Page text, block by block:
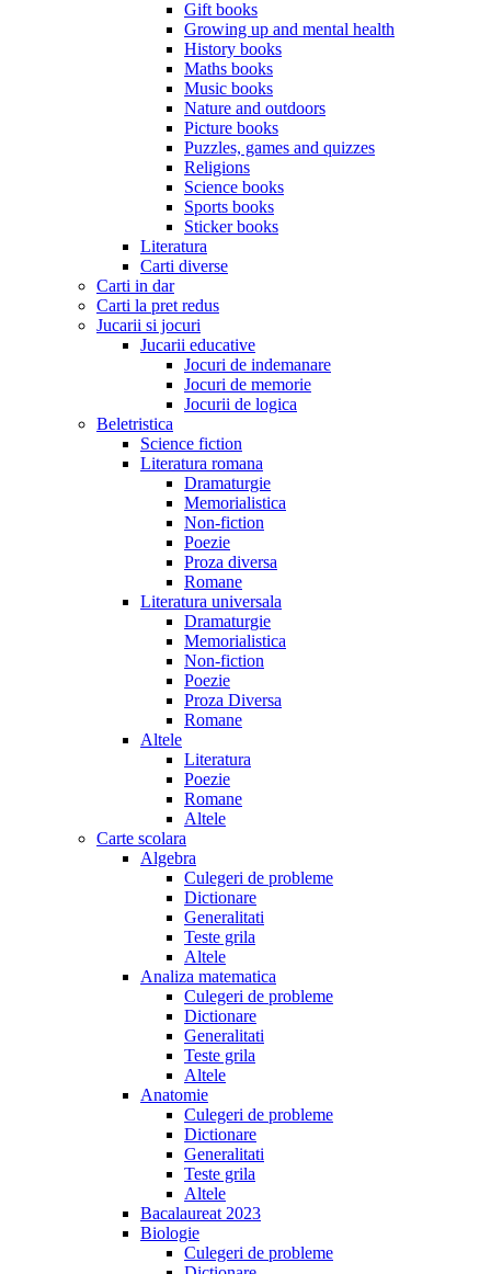
Gift books
Growing up and mental health
History books
Maths books
Music books
Nature and outdoors
Picture books
Puzzles, games and quizzes
Religions
Science books
Sports books
Sticker books
Literatura
Carti diverse
Carti in dar
Carti la pret redus
Jucarii si jocuri
Jucarii educative
Jocuri de indemanare
Jocuri de memorie
Jocurii de logica
Beletristica
Science fiction
Literatura romana
Dramaturgie
Memorialistica
Non-fiction
Poezie
Proza diversa
Romane
Literatura universala
Dramaturgie
Memorialistica
Non-fiction
Poezie
Proza Diversa
Romane
Altele
Literatura
Poezie
Romane
Altele
Carte scolara
Algebra
Culegeri de probleme
Dictionare
Generalitati
Teste grila
Altele
Analiza matematica
Culegeri de probleme
Dictionare
Generalitati
Teste grila
Altele
Anatomie
Culegeri de probleme
Dictionare
Generalitati
Teste grila
Altele
Bacalaureat 2023
Biologie
Culegeri de probleme